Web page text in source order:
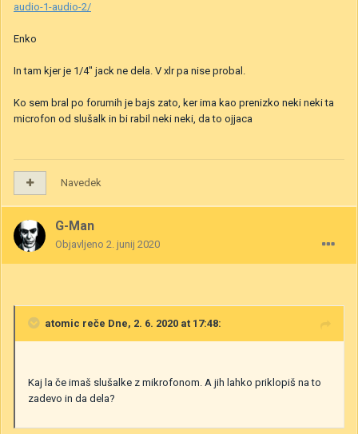
audio-1-audio-2/
Enko
In tam kjer je 1/4" jack ne dela. V xlr pa nise probal.
Ko sem bral po forumih je bajs zato, ker ima kao prenizko neki neki ta
microfon od slušalk in bi rabil neki neki, da to ojjaca
Navedek
G-Man
Objavljeno 2. junij 2020
atomic reče Dne, 2. 6. 2020 at 17:48:
Kaj la če imaš slušalke z mikrofonom. A jih lahko priklopiš na to
zadevo in da dela?